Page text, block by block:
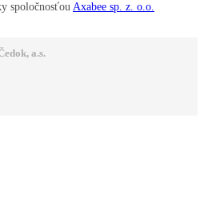
spoločnosťouAxabee sp. z. o.o.
a.s.